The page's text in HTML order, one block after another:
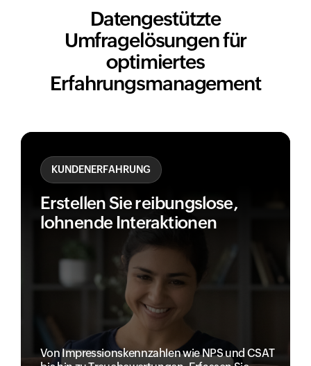
Datengestützte
Umfragelösungen für
optimiertes
Erfahrungsmanagement
KUNDENERFAHRUNG
Erstellen Sie reibungslose,
lohnende Interaktionen
Von Impressionskennzahlen wie NPS und CSAT